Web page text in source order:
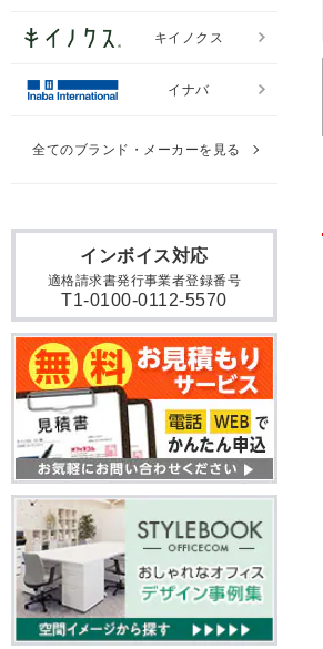
インボイス対応
適格請求書発行事業者登録番号
T1-0100-0112-5570
キイノクス
イナバ
全てのブランド・メーカーを見る